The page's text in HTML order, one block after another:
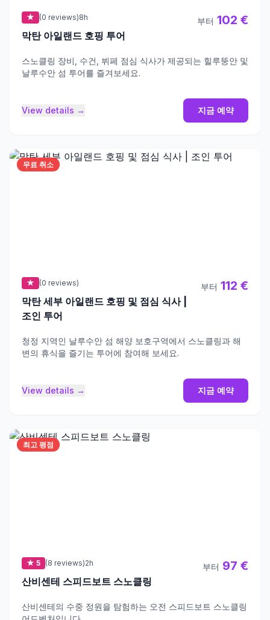
★ (0 reviews)8h
막탄 아일랜드 호핑 투어
부터 102 €
스노클링 장비, 수건, 뷔페 점심 식사가 제공되는 힐루뚱안 및
날루수안 섬 투어를 즐겨보세요.
View details → 지금 예약
무료 취소
★ (0 reviews)
막탄 세부 아일랜드 호핑 및 점심 식사 |
조인 투어
부터 112 €
청정 지역인 날루수안 섬 해양 보호구역에서 스노클링과 해
변의 휴식을 즐기는 투어에 참여해 보세요.
View details → 지금 예약
최고 평점
★ 5 (8 reviews)2h
산비센테 스피드보트 스노클링
부터 97 €
산비센테의 수중 정원을 탐험하는 오전 스피드보트 스노클링